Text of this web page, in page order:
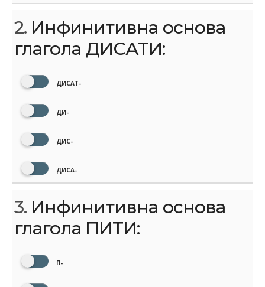
2. Инфинитивна основа
глагола ДИСАТИ:
ДИСАТ-
ДИ-
ДИС-
ДИСА-
3. Инфинитивна основа
глагола ПИТИ:
П-